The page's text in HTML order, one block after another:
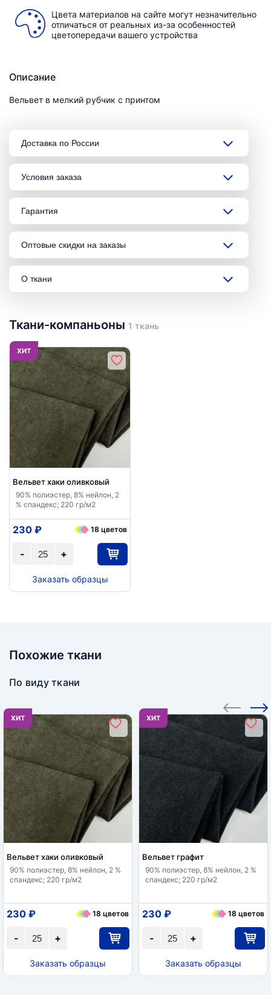
Цвета материалов на сайте могут незначительно
отличаться от реальных из-за особенностей
цветопередачи вашего устройства
Описание
Вельвет в мелкий рубчик с принтом
Доставка по России
Условия заказа
Гарантия
Оптовые скидки на заказы
О ткани
Ткани-компаньоны 1 ткань
ХИТ
Вельвет хаки оливковый
90% полиэстер, 8% нейлон, 2
% спандекс; 220 гр/м2
+
-
230 ₽ 18 цветов
Заказать образцы
Похожие ткани
По виду ткани
ХИТ
Вельвет хаки оливковый
90% полиэстер, 8% нейлон, 2 %
спандекс; 220 гр/м2
+
-
230 ₽ 18 цветов
Заказать образцы
ХИТ
Вельвет графит
90% полиэстер, 8% нейлон, 2 %
спандекс; 220 гр/м2
+
-
230 ₽ 18 цветов
Заказать образцы